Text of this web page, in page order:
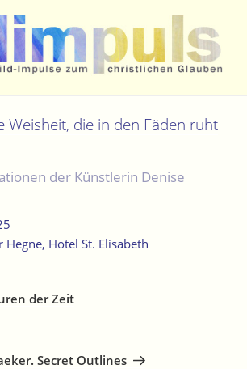
zum christlichen Glauben
Weisheit, die in den Fäden ruht
der Künstlerin Denise
Hegne, Hotel St. Elisabeth
der Zeit
Secret Outlines